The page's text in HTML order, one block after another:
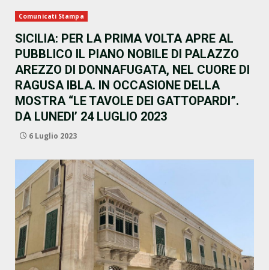
Comunicati Stampa
SICILIA: PER LA PRIMA VOLTA APRE AL
PUBBLICO IL PIANO NOBILE DI PALAZZO
AREZZO DI DONNAFUGATA, NEL CUORE DI
RAGUSA IBLA. IN OCCASIONE DELLA
MOSTRA “LE TAVOLE DEI GATTOPARDI”.
DA LUNEDI’ 24 LUGLIO 2023
6 Luglio 2023